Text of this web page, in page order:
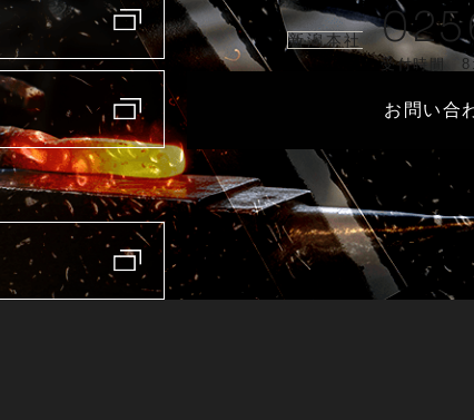
新潟本社
受付時間
お問い合